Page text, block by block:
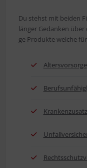
Du stehst mit bei­den
län­ger Gedan­ken
ge Pro­duk­te wel­che
Alters­vor­sor­ge